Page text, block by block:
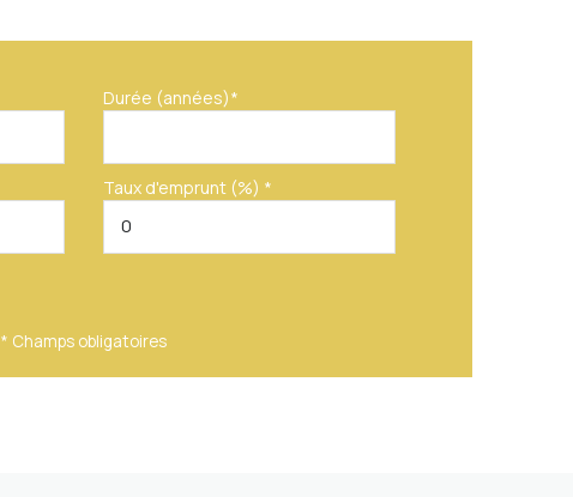
Durée (années)*
Taux d'emprunt (%) *
* Champs obligatoires